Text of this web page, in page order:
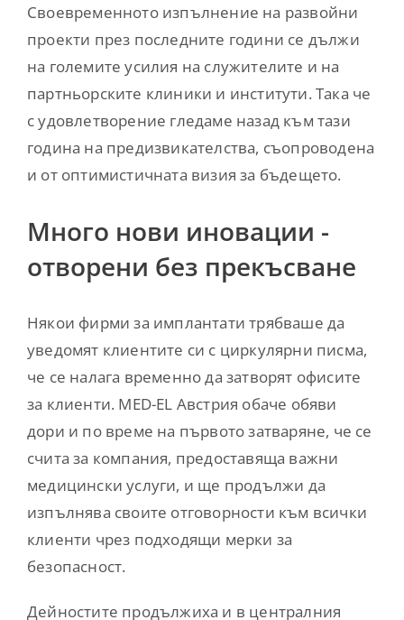
Своевременното изпълнение на развойни
проекти през последните години се дължи
на големите усилия на служителите и на
партньорските клиники и институти. Така че
с удовлетворение гледаме назад към тази
година на предизвикателства, съопроводена
и от оптимистичната визия за бъдещето.
Много нови иновации -
отворени без прекъсване
Някои фирми за имплантати трябваше да
уведомят клиентите си с циркулярни писма,
че се налага временно да затворят офисите
за клиенти. MED-EL Австрия обаче обяви
дори и по време на първото затваряне, че се
счита за компания, предоставяща важни
медицински услуги, и ще продължи да
изпълнява своите отговорности към всички
клиенти чрез подходящи мерки за
безопасност.
Дейностите продължиха и в централния